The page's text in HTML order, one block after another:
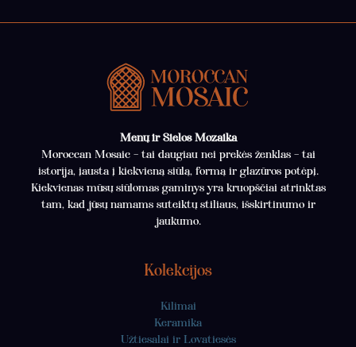
Menų ir Sielos Mozaika
Moroccan Mosaic – tai daugiau nei prekės ženklas – tai
istorija, įausta į kiekvieną siūlą, formą ir glazūros potėpį.
Kiekvienas mūsų siūlomas gaminys yra kruopščiai atrinktas
tam, kad jūsų namams suteiktų stiliaus, išskirtinumo ir
jaukumo.
Kolekcijos
Kilimai
Keramika
Užtiesalai ir Lovatiesės